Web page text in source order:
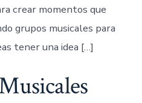
crear momentos que
grupos musicales para
tener una idea […]